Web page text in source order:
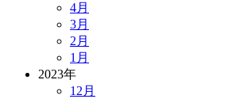
4月
3月
2月
1月
2023年
12月